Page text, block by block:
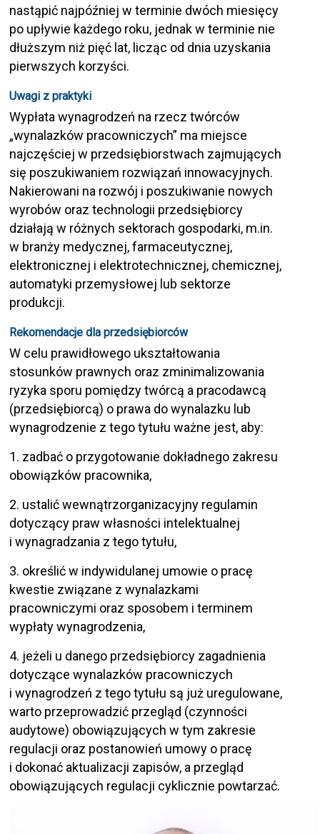
nastąpić najpóźniej w terminie dwóch miesięcy
po upływie każdego roku, jednak w terminie nie
dłuższym niż pięć lat, licząc od dnia uzyskania
pierwszych korzyści.
Uwagi z praktyki
Wypłata wynagrodzeń na rzecz twórców
„wynalazków pracowniczych” ma miejsce
najczęściej w przedsiębiorstwach zajmujących
się poszukiwaniem rozwiązań innowacyjnych.
Nakierowani na rozwój i poszukiwanie nowych
wyrobów oraz technologii przedsiębiorcy
działają w różnych sektorach gospodarki, m.in.
w branży medycznej, farmaceutycznej,
elektronicznej i elektrotechnicznej, chemicznej,
automatyki przemysłowej lub sektorze
produkcji.
Rekomendacje dla przedsiębiorców
W celu prawidłowego ukształtowania
stosunków prawnych oraz zminimalizowania
ryzyka sporu pomiędzy twórcą a pracodawcą
(przedsiębiorcą) o prawa do wynalazku lub
wynagrodzenie z tego tytułu ważne jest, aby:
1. zadbać o przygotowanie dokładnego zakresu
obowiązków pracownika,
2. ustalić wewnątrzorganizacyjny regulamin
dotyczący praw własności intelektualnej
i wynagradzania z tego tytułu,
3. określić w indywidulanej umowie o pracę
kwestie związane z wynalazkami
pracowniczymi oraz sposobem i terminem
wypłaty wynagrodzenia,
4. jeżeli u danego przedsiębiorcy zagadnienia
dotyczące wynalazków pracowniczych
i wynagrodzeń z tego tytułu są już uregulowane,
warto przeprowadzić przegląd (czynności
audytowe) obowiązujących w tym zakresie
regulacji oraz postanowień umowy o pracę
i dokonać aktualizacji zapisów, a przegląd
obowiązujących regulacji cyklicznie powtarzać.